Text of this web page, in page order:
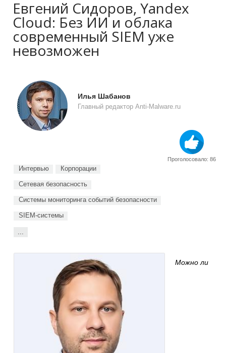
Евгений Сидоров, Yandex
Cloud: Без ИИ и облака
современный SIEM уже
невозможен
Илья Шабанов
Главный редактор Anti-Malware.ru
Проголосовало: 86
Интервью Корпорации
Сетевая безопасность
Системы мониторинга событий безопасности
SIEM-системы
...
Можно ли